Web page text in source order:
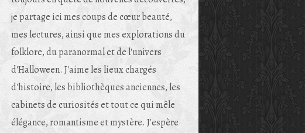
je partage ici mes coups de cœur beauté,
mes lectures, ainsi que mes explorations du
folklore, du paranormal et de l'univers
d'Halloween. J'aime les lieux chargés
d'histoire, les bibliothèques anciennes, les
cabinets de curiosités et tout ce qui mêle
élégance, romantisme et mystère. J'espère